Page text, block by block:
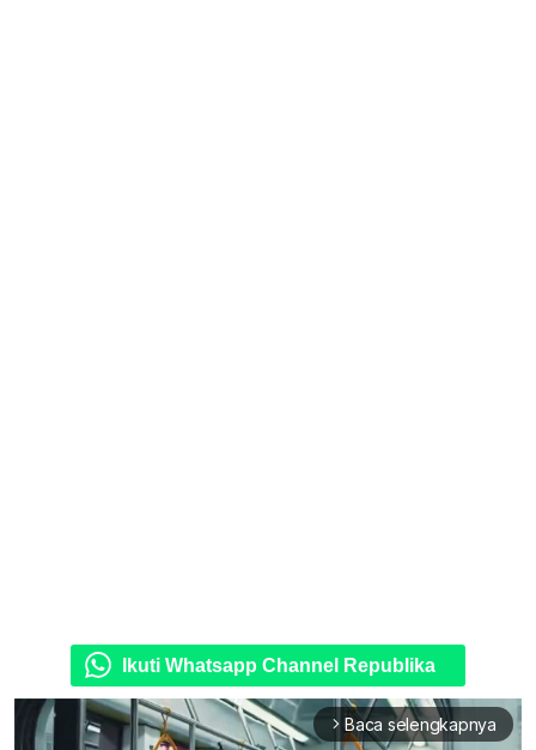
Ikuti Whatsapp Channel Republika
arrow_forward_ios Baca selengkapnya